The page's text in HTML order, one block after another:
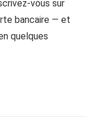
vous sur
bancaire — et
quelques